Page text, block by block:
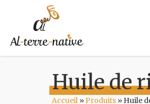
Huile de
Accueil »Produits » Huile